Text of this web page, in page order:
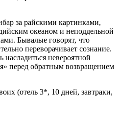
за райскими картинками,
океаном и неподдельной
Бывалые говорят, что
переворачивает сознание.
невероятной
перед обратным возвращением
(отель 3*, 10 дней, завтраки,